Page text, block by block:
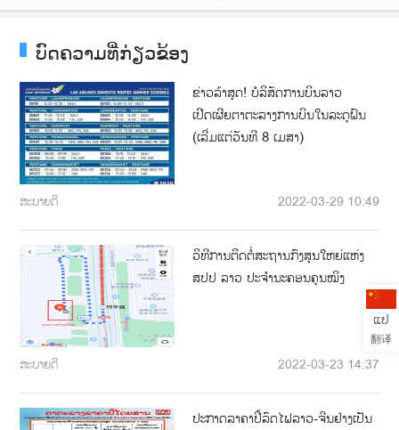
ບົດຄວາມທີ່ກ່ຽວຂ້ອງ
ຂ່າວລ້າສຸດ! ບໍລິສັດການບິນລາວ
ເປີດເຜີຍຕາຕະລາງການບິນໃນລະດູຝົນ
(ເລີ່ມແຕ່ວັນທີ 8 ເມສາ)
ສະບາຍດີ 2022-03-29 10:49
ວິທີການຕິດຕໍ່ສະຖານກົງສຸນໃຫຍ່ແຫ່ງ
ສປປ ລາວ ປະຈຳນະຄອນຄຸນໝິງ
ສະບາຍດີ 2022-03-23 14:37
ປະກາດລາຄາປີ້ລົດໄຟລາວ-ຈີນຢ່າງເປັນ
ແປ
翻译